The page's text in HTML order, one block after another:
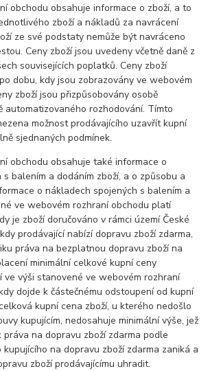
obchodu obsahuje informace o zboží, a to
zboží a nákladů za navrácení
ze své podstaty nemůže být navráceno
Ceny zboží jsou uvedeny včetně daně z
souvisejících poplatků. Ceny zboží
dobu, kdy jsou zobrazovány ve webovém
zboží jsou přizpůsobovány osobě
automatizovaného rozhodování. Tímto
možnost prodávajícího uzavřít kupní
sjednaných podmínek.
obchodu obsahuje také informace o
balením a dodáním zboží, a o způsobu a
o nákladech spojených s balením a
ve webovém rozhraní obchodu platí
je zboží doručováno v rámci území České
prodávající nabízí dopravu zboží zdarma,
práva na bezplatnou dopravu zboží na
minimální celkové kupní ceny
ve výši stanovené ve webovém rozhraní
dojde k částečnému odstoupení od kupní
kupní cena zboží, u kterého nedošlo
kupujícím, nedosahuje minimální výše, jež
na dopravu zboží zdarma podle
na dopravu zboží zdarma zaniká a
zboží prodávajícímu uhradit.